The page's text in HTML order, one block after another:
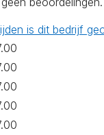
is dit bedrijf